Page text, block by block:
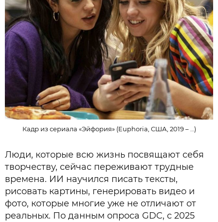
Кадр из сериала «Эйфория» (Euphoria, США, 2019 – …)
Люди, которые всю жизнь посвящают себя
творчеству, сейчас переживают трудные
времена. ИИ научился писать тексты,
рисовать картины, генерировать видео и
фото, которые многие уже не отличают от
реальных. По данным опроса GDC, с 2025